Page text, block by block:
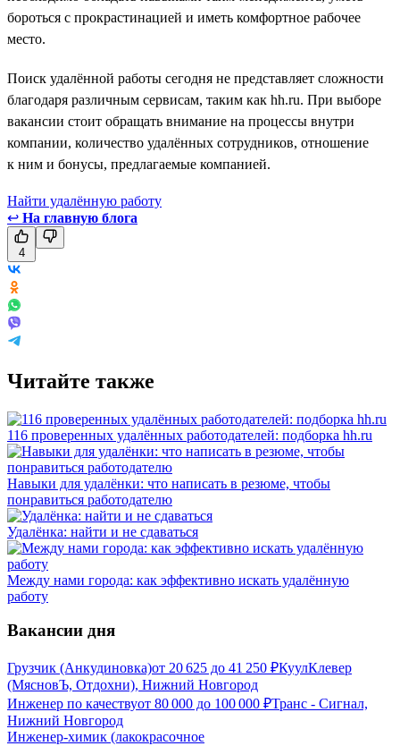
бороться с прокрастинацией и иметь комфортное рабочее
место.
Поиск удалённой работы сегодня не представляет сложности
благодаря различным сервисам, таким как hh.ru. При выборе
вакансии стоит обращать внимание на процессы внутри
компании, количество удалённых сотрудников, отношение
к ним и бонусы, предлагаемые компанией.
Найти удалённую работу
↩ На главную блога
4
Читайте также
116 проверенных удалённых работодателей: подборка hh.ru
Навыки для удалёнки: что написать в резюме, чтобы
понравиться работодателю
Удалёнка: найти и не сдаваться
Между нами города: как эффективно искать удалённую
работу
Вакансии дня
Грузчик (Анкудиновка)от 20 625 до 41 250 ₽КуулКлевер
(МясновЪ, Отдохни), Нижний Новгород
Инженер по качествуот 80 000 до 100 000 ₽Транс - Сигнал,
Нижний Новгород
Инженер-химик (лакокрасочное